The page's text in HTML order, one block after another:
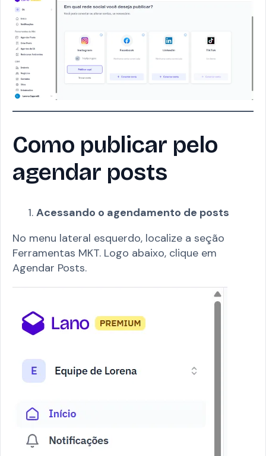
Como publicar pelo
agendar posts
Acessando o agendamento de posts
No menu lateral esquerdo, localize a seção
Ferramentas MKT. Logo abaixo, clique em
Agendar Posts.